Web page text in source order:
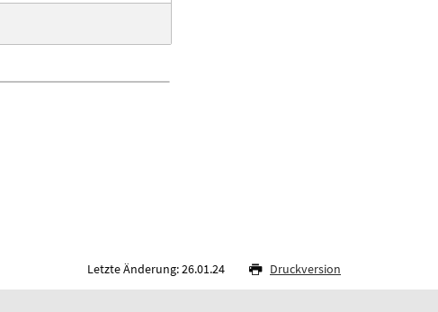
Letzte Änderung: 26.01.24 Druckversion